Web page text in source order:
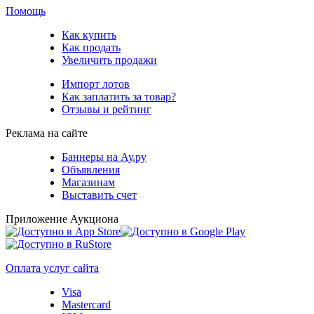
Помощь
Как купить
Как продать
Увеличить продажи
Импорт лотов
Как заплатить за товар?
Отзывы и рейтинг
Реклама на сайте
Баннеры на Ау.ру
Объявления
Магазинам
Выставить счет
Приложение Аукциона
Оплата услуг сайта
Visa
Mastercard